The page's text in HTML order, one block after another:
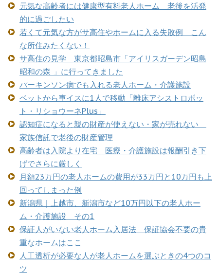
元気な高齢者には健康型有料老人ホーム 老後を活発
的に過ごしたい
若くて元気な方がサ高住やホームに入る失敗例 こん
な所住みたくない！
サ高住の見学 東京都昭島市「アイリスガーデン昭島
昭和の森 」に行ってきました
パーキンソン病でも入れる老人ホーム・介護施設
ベットから車イスに1人で移動「離床アシストロボッ
ト・リショウーネPlus」
認知症になると親の財産が使えない・家が売れない
家族信託で老後の財産管理
高齢者は入院より在宅 医療・介護施設は報酬引き下
げでさらに厳しく
月額23万円の老人ホームの費用が33万円と10万円も上
回ってしまった例
新潟県｜上越市、新潟市など10万円以下の老人ホー
ム・介護施設 その1
保証人がいない老人ホーム入居法 保証協会不要の貴
重なホームはここ
人工透析が必要な人が老人ホームを選ぶときの4つのコ
ツ